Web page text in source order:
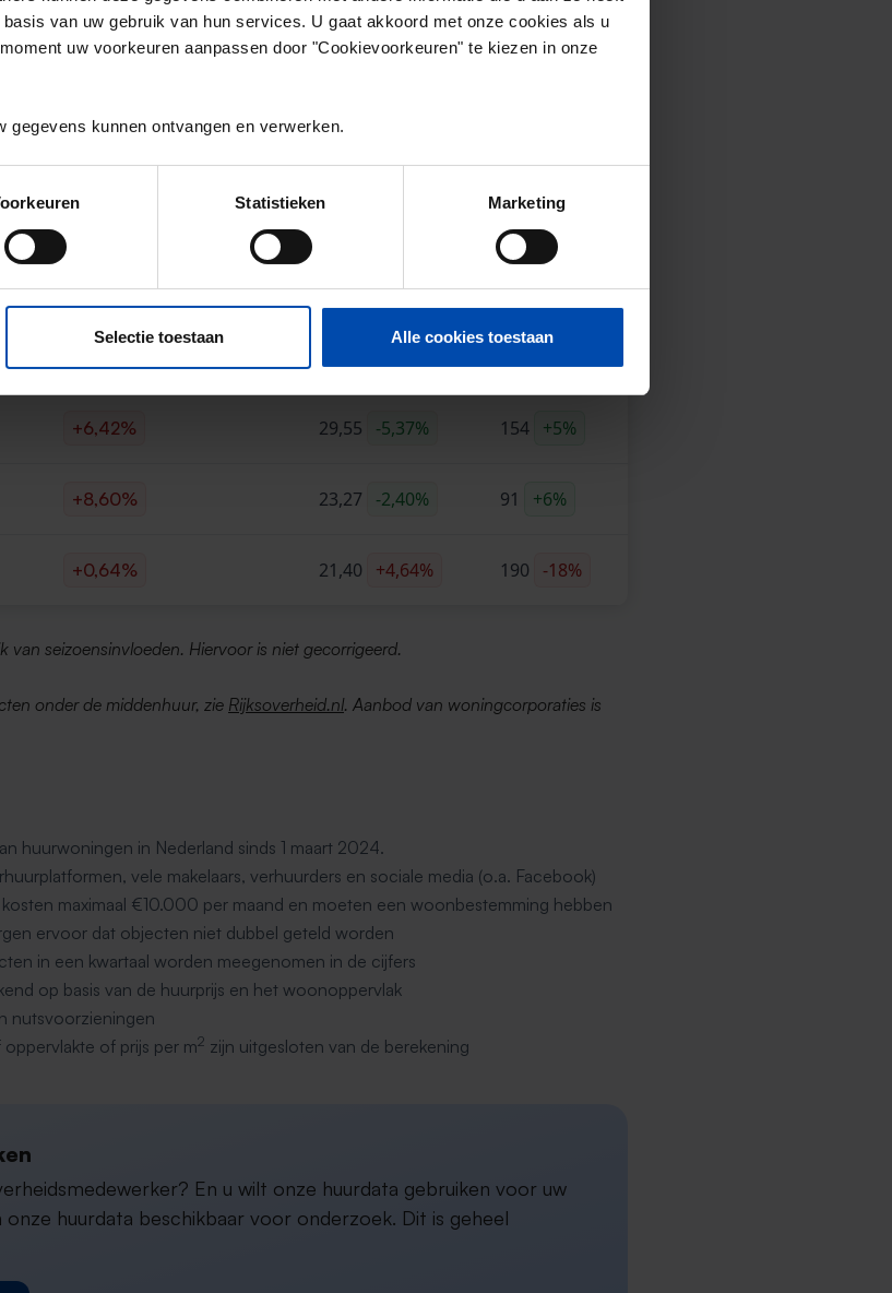
van uw gebruik van hun services. U gaat akkoord met onze cookies als u
uw voorkeuren aanpassen door "Cookievoorkeuren" te kiezen in onze
gegevens kunnen ontvangen en verwerken.
Statistieken Marketing
Selectie toestaan Alle cookies toestaan
sector in Breda ligt dus4,64% onder het landelijk gemiddelde.
zijn sterk afhankelijk van seizoensinvloeden. Hiervoor is niet gecorrigeerd.
& aanbod in Breda (Q4-2025)
Verschil vorig kwartaal Landelijk €/m2 Aanbod*
+6,42% 29,55 -5,37% 154 +5%
+8,60% 23,27 -2,40% 91 +6%
+0,64% 21,40 +4,64% 190 -18%
van seizoensinvloeden. Hiervoor is niet gecorrigeerd.
onder de middenhuur, zie Rijksoverheid.nl. Aanbod van woningcorporaties is
huurwoningen in Nederland sinds 1 maart 2024.
vele makelaars, verhuurders en sociale media (o.a. Facebook)
maximaal €10.000 per maand en moeten een woonbestemming hebben
ervoor dat objecten niet dubbel geteld worden
in een kwartaal worden meegenomen in de cijfers
op basis van de huurprijs en het woonoppervlak
nutsvoorzieningen
of prijs per m2 zijn uitgesloten van de berekening
En u wilt onze huurdata gebruiken voor uw
huurdata beschikbaar voor onderzoek. Dit is geheel